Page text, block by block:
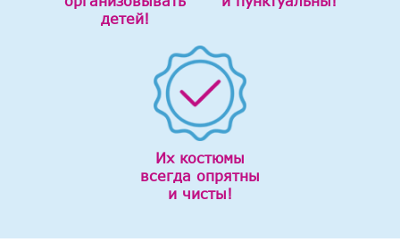
детей!
Их костюмы
всегда опрятны
и чисты!